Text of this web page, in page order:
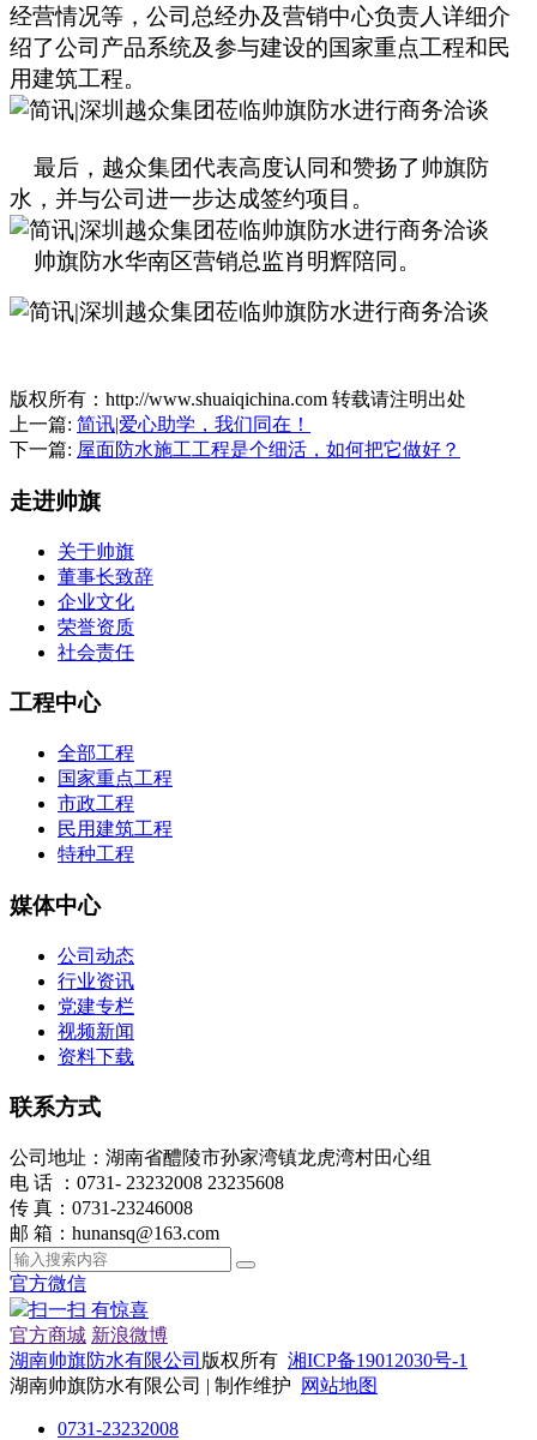
经营情况等，公司总经办及营销中心负责人详细介
绍了公司产品系统及参与建设的国家重点工程和民
用建筑工程。
最后，越众集团代表高度认同和赞扬了帅旗防
水，并与公司进一步达成签约项目。
帅旗防水华南区营销总监肖明辉陪同。
版权所有：http://www.shuaiqichina.com 转载请注明出处
上一篇: 简讯|爱心助学，我们同在！
下一篇: 屋面防水施工工程是个细活，如何把它做好？
走进帅旗
关于帅旗
董事长致辞
企业文化
荣誉资质
社会责任
工程中心
全部工程
国家重点工程
市政工程
民用建筑工程
特种工程
媒体中心
公司动态
行业资讯
党建专栏
视频新闻
资料下载
联系方式
公司地址：湖南省醴陵市孙家湾镇龙虎湾村田心组
电 话 ：0731- 23232008 23235608
传 真：0731-23246008
邮 箱：hunansq@163.com
官方微信
扫一扫 有惊喜
官方商城 新浪微博
湖南帅旗防水有限公司 版权所有 湘ICP备19012030号-1
湖南帅旗防水有限公司 | 制作维护
网站地图
0731-23232008